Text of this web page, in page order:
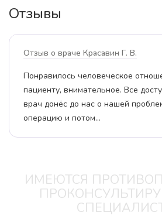
Отзывы
Отзыв о враче Красавин Г. В.
Понравилось человеческое
пациенту, внимательное. Все
врач донёс до нас о нашей
операцию и потом…
ИМЕЮТСЯ